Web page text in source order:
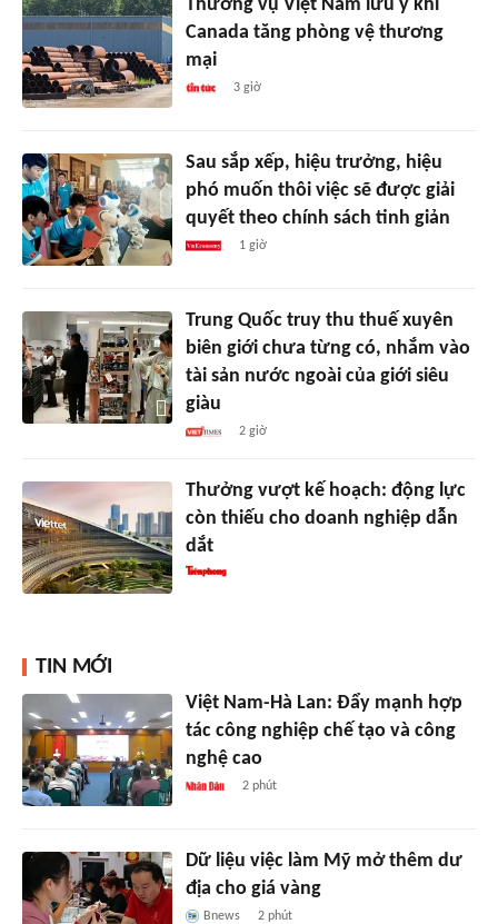
Thương vụ Việt Nam lưu ý khi
Canada tăng phòng vệ thương
mại
3 giờ
Sau sắp xếp, hiệu trưởng, hiệu
phó muốn thôi việc sẽ được giải
quyết theo chính sách tinh giản
1 giờ
Trung Quốc truy thu thuế xuyên
biên giới chưa từng có, nhắm vào
tài sản nước ngoài của giới siêu
giàu
2 giờ
Thưởng vượt kế hoạch: động lực
còn thiếu cho doanh nghiệp dẫn
dắt
TIN MỚI
Việt Nam-Hà Lan: Đẩy mạnh hợp
tác công nghiệp chế tạo và công
nghệ cao
2 phút
Dữ liệu việc làm Mỹ mở thêm dư
địa cho giá vàng
Bnews 2 phút